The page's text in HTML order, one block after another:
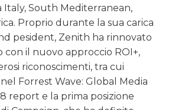
South Mediterranean,
Proprio durante la sua carica
pesident, Zenith ha rinnovato
con il nuovo approccio ROI+,
riconoscimenti, tra cui
Forrest Wave: Global Media
report e la prima posizione